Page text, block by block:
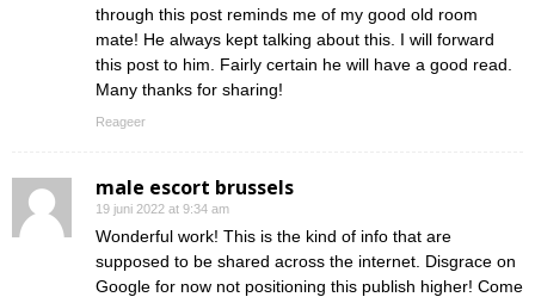
through this post reminds me of my good old room
mate! He always kept talking about this. I will forward
this post to him. Fairly certain he will have a good read.
Many thanks for sharing!
Reageer
male escort brussels
19 juni 2022 at 9:34 am
Wonderful work! This is the kind of info that are
supposed to be shared across the internet. Disgrace on
Google for now not positioning this publish higher! Come